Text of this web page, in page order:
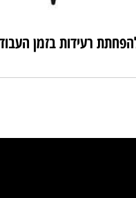
רעידות בזמן